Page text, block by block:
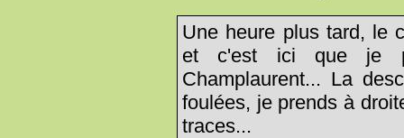
Une heure plus tard, le
et c'est ici que je
Champlaurent... La
foulées, je prends à
traces...